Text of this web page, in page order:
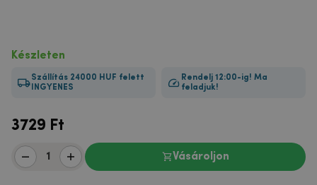
Készleten
Szállítás 24000 HUF felett
INGYENES
Rendelj 12:00-ig! Ma
feladjuk!
3729 Ft
Vásároljon